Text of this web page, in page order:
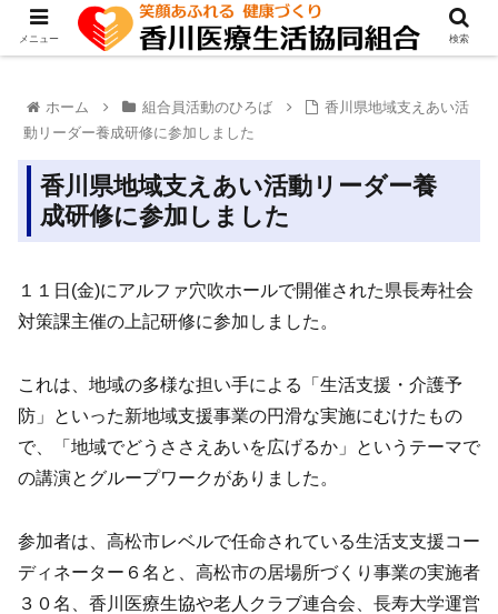
ホーム 組合員活動のひろば
香川県地域支えあい活
動リーダー養成研修に参加しました
香川県地域支えあい活動リーダー養
成研修に参加しました
１１日(金)にアルファ穴吹ホールで開催された県長寿社会
対策課主催の上記研修に参加しました。
これは、地域の多様な担い手による「生活支援・介護予
防」といった新地域支援事業の円滑な実施にむけたもの
で、「地域でどうささえあいを広げるか」というテーマで
の講演とグループワークがありました。
参加者は、高松市レベルで任命されている生活支支援コー
ディネーター６名と、高松市の居場所づくり事業の実施者
３０名、香川医療生協や老人クラブ連合会、長寿大学運営
メニュー 検索